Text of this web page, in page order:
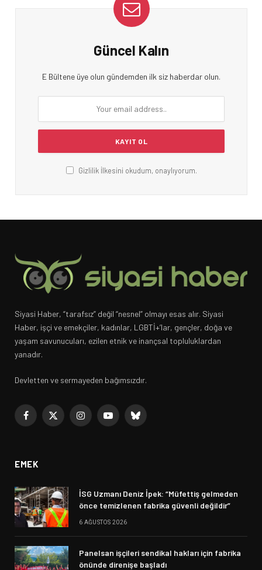
Güncel Kalın
E Bültene üye olun gündemden ilk siz haberdar olun.
Gizlilik İlkesini okudum, onaylıyorum.
Siyasi Haber, “tarafsız” değil “nesnel” olmayı esas alır. Siyasi
Haber, işçi ve emekçiler, kadınlar, LGBTİ+’lar, gençler, doğa ve
yaşam savunucuları, ezilen etnik ve inançsal topluluklardan
yanadır.
Devletten ve sermayeden bağımsızdır.
Facebook
X
InstagramYouTubeBluesky
EMEK
İSG Uzmanı Deniz İpek: “Müfettiş gelmeden
önce temizlenen fabrika güvenli değildir”
6 AĞUSTOS 2026
Panelsan işçileri sendikal hakları için fabrika
önünde direnişe başladı